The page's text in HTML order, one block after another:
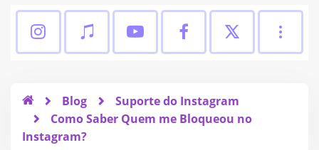
Seguidores Automáticos no
Visualizações YouTube
Curtidas
Blog
Suporte do Instagram
Como Saber Quem me Bloqueou no
Instagram?